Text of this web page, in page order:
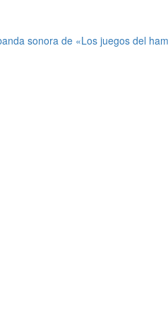
sonora de «Los juegos del